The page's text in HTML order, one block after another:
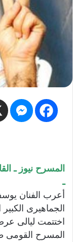
المسرح نيوز ـ
ـ
أعرب الفنان
الجماهيرى
اختتمت ليالى
المسرح القومى